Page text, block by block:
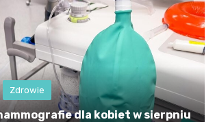
Zdrowie
dla kobiet w sierpniu